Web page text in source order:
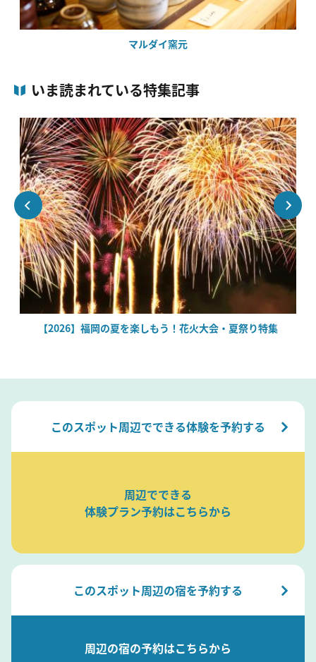
マルダイ窯元
いま読まれている特集記事
【2026】福岡の夏を楽しもう！花火大会・夏祭り特集
このスポット周辺でできる体験を予約する
周辺でできる
体験プラン予約はこちらから
このスポット周辺の宿を予約する
周辺の宿の予約はこちらから